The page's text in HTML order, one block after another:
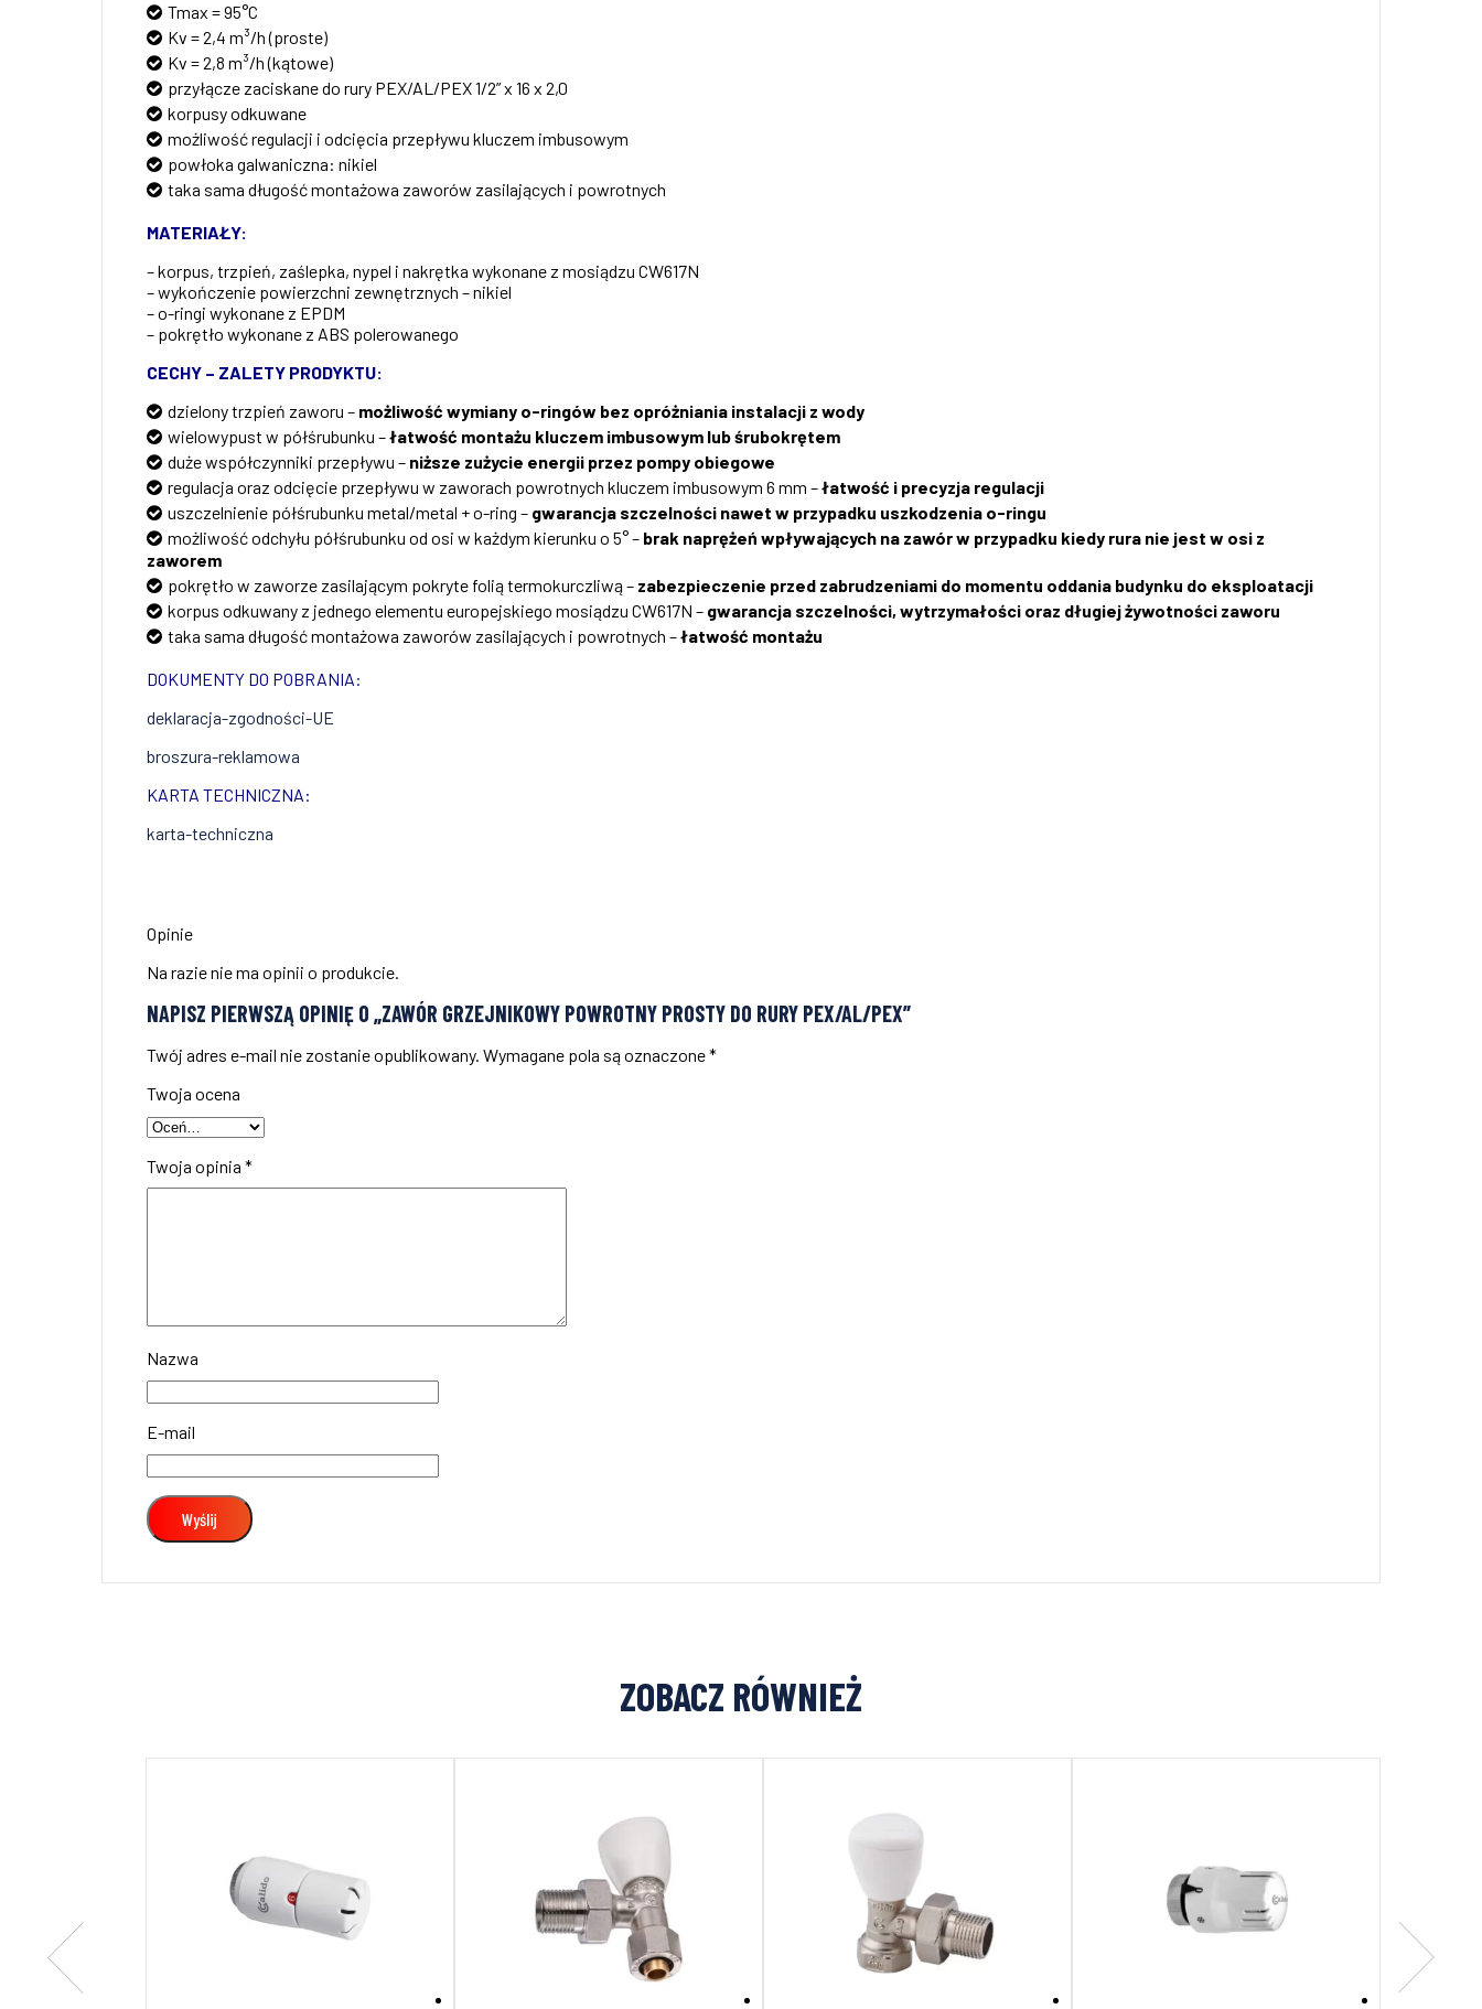
Tmax = 95°C
Kv = 2,4 m³/h (proste)
Kv = 2,8 m³/h (kątowe)
przyłącze zaciskane do rury PEX/AL/PEX 1/2” x 16 x 2,0
korpusy odkuwane
możliwość regulacji i odcięcia przepływu kluczem imbusowym
powłoka galwaniczna: nikiel
taka sama długość montażowa zaworów zasilających i powrotnych
MATERIAŁY:
– korpus, trzpień, zaślepka, nypel i nakrętka wykonane z mosiądzu CW617N
– wykończenie powierzchni zewnętrznych – nikiel
– o-ringi wykonane z EPDM
– pokrętło wykonane z ABS polerowanego
CECHY – ZALETY PRODYKTU:
dzielony trzpień zaworu – możliwość wymiany o-ringów bez opróżniania instalacji z wody
wielowypust w półśrubunku –łatwość montażu kluczem imbusowym lub śrubokrętem
duże współczynniki przepływu – niższe zużycie energii przez pompy obiegowe
regulacja oraz odcięcie przepływu w zaworach powrotnych kluczem imbusowym 6 mm –łatwość i precyzja regulacji
uszczelnienie półśrubunku metal/metal + o-ring – gwarancja szczelności nawet w przypadku uszkodzenia o-ringu
możliwość odchyłu półśrubunku od osi w każdym kierunku o 5° – brak naprężeń wpływających na zawór w przypadku kiedy rura nie jest w osi z
zaworem
pokrętło w zaworze zasilającym pokryte folią termokurczliwą – zabezpieczenie przed zabrudzeniami do momentu oddania budynku do eksploatacji
korpus odkuwany z jednego elementu europejskiego mosiądzu CW617N – gwarancja szczelności, wytrzymałości oraz długiej żywotności zaworu
taka sama długość montażowa zaworów zasilających i powrotnych –łatwość montażu
DOKUMENTY DO POBRANIA:
deklaracja-zgodności-UE
broszura-reklamowa
KARTA TECHNICZNA:
karta-techniczna
Opinie
Na razie nie ma opinii o produkcie.
NAPISZ PIERWSZĄ OPINIĘ O „ZAWÓR GRZEJNIKOWY POWROTNY PROSTY DO RURY PEX/AL/PEX”
Twój adres e-mail nie zostanie opublikowany. Wymagane pola są oznaczone*
Twoja ocena
Twoja opinia *
Nazwa
E-mail
ZOBACZ RÓWNIEŻ